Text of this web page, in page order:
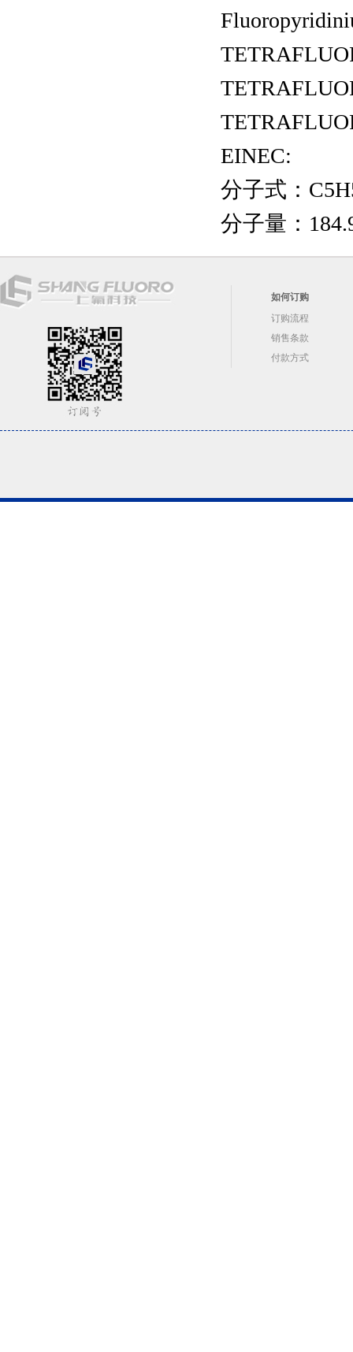
EINEC:
分子式：
分子量：
如何订购
订购流程
销售条款
付款方式